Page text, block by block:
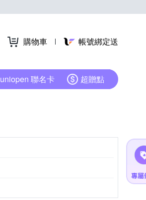
購物車 帳號綁定送
uniopen 聯名卡 超贈點